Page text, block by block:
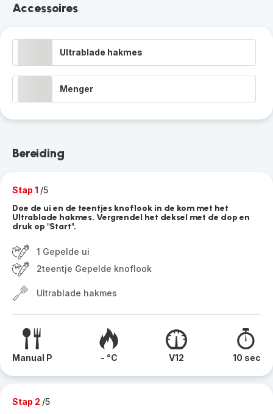
Accessoires
Ultrablade hakmes
Menger
Bereiding
Stap 1 /5
Doe de ui en de teentjes knoflook in de kom met het
Ultrablade hakmes. Vergrendel het deksel met de dop en
druk op "Start".
1 Gepelde ui
2teentje Gepelde knoflook
Ultrablade hakmes
Manual P - °C V12 10 sec
Stap 2 /5